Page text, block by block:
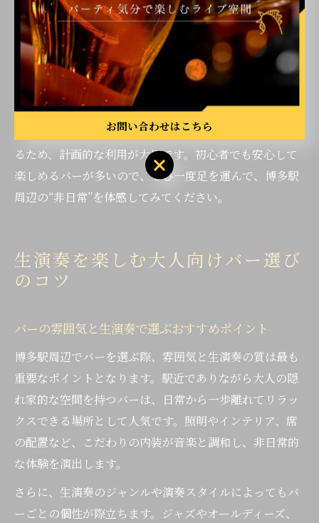
れます。また、「福岡 生演奏 バー」や「福岡 生演奏 レ
ストラン」などで検索されるように、料理やドリンクと
のマリアージュも大人の楽しみ方の一つです。実際に
「いつもとは違う自分になれた」「音楽に包まれてリフ
レッシュできた」といった体験談も多く聞かれます。
注意点としては、人気店では混雑や予約必須の場合もあ
るため、計画的な利用が大切です。初心者でも安心して
楽しめるバーが多いので、ぜひ一度足を運んで、博多駅
周辺の“非日常”を体感してみてください。
生演奏を楽しむ大人向けバー選び
のコツ
バーの雰囲気と生演奏で選ぶおすすめポイント
博多駅周辺でバーを選ぶ際、雰囲気と生演奏の質は最も
重要なポイントとなります。駅近でありながら大人の隠
れ家的な空間を持つバーは、日常から一歩離れてリラッ
クスできる場所として人気です。照明やインテリア、席
の配置など、こだわりの内装が音楽と調和し、非日常的
な体験を演出します。
さらに、生演奏のジャンルや演奏スタイルによってもバ
ーごとの個性が際立ちます。ジャズやオールディーズ、
お問い合わせはこちら